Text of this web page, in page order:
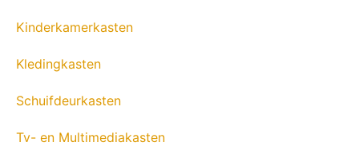
Kinderkamerkasten
Kledingkasten
Schuifdeurkasten
Tv- en Multimediakasten